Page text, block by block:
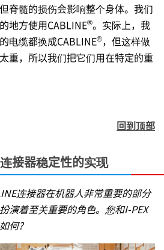
脊髓的损伤会影响整个身体。我们
地方使用CABLINE®。实际上，我
电缆都换成CABLINE®，但这样做
重，所以我们把它们用在特定的重
回到顶部
接器稳定性的实现
连接器在机器人非常重要的部分
着至关重要的角色。您和I-PEX
何?